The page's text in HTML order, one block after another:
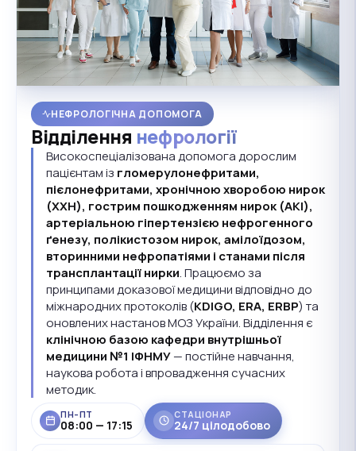
НЕФРОЛОГІЧНА ДОПОМОГА
Відділення нефрології
Високоспеціалізована допомога дорослим
пацієнтам із гломерулонефритами,
пієлонефритами, хронічною хворобою нирок
(ХХН), гострим пошкодженням нирок (AKI),
артеріальною гіпертензією нефрогенного
ґенезу, полікистозом нирок, амілоїдозом,
вторинними нефропатіями і станами після
трансплантації нирки. Працюємо за
принципами доказової медицини відповідно до
міжнародних протоколів (KDIGO, ERA, ERBP) та
оновлених настанов МОЗ України. Відділення є
клінічною базою кафедри внутрішньої
медицини №1 ІФНМУ— постійне навчання,
наукова робота і впровадження сучасних
методик.
ПН–ПТ
08:00 — 17:15
СТАЦІОНАР
24/7 цілодобово